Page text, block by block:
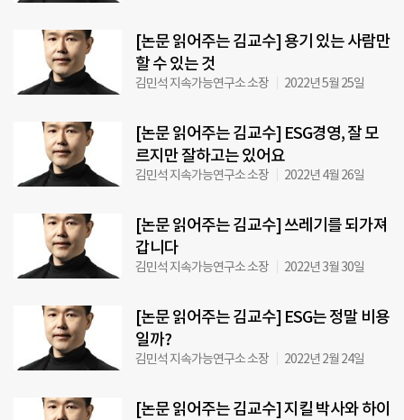
[논문 읽어주는 김교수] 용기 있는 사람만
할 수 있는 것
김민석 지속가능연구소 소장 2022년 5월 25일
[논문 읽어주는 김교수] ESG경영, 잘 모
르지만 잘하고는 있어요
김민석 지속가능연구소 소장 2022년 4월 26일
[논문 읽어주는 김교수] 쓰레기를 되가져
갑니다
김민석 지속가능연구소 소장 2022년 3월 30일
[논문 읽어주는 김교수] ESG는 정말 비용
일까?
김민석 지속가능연구소 소장 2022년 2월 24일
[논문 읽어주는 김교수] 지킬 박사와 하이